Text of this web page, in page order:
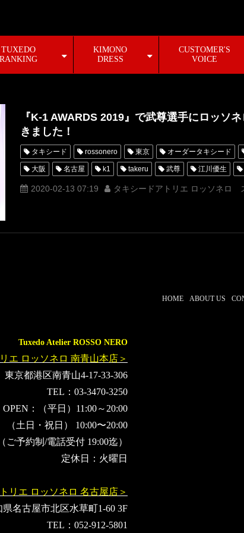
TUXEDO
RANKING
KIMONO
DRESS
CUSTOMER'S
VOICE
『K-1 AWARDS 2019』で武尊選手にロッソ
きました！
タキシード rossonero 東京 オーダータキシード
大阪 名古屋 k1 takeru 武尊 江川優生
最優秀選手賞 MVP オーダータキシード東京 オーダ
2020-02-13 07:19 タキシードアトリエ ロッソネロ
Tuxedo Atelier ROSSO NERO
エ ロッソネロ 南青山本店＞
東京都港区南青山4-17-33-306
TEL：03-3470-3250
OPEN：（平日）11:00～20:00
（土日・祝日） 10:00〜20:00
（ご予約制/電話受付 19:00迄）
定休日：火曜日
リエ ロッソネロ 名古屋店＞
県名古屋市北区水草町1-60 3F
TEL：052-912-5801
HOME ABOUT US